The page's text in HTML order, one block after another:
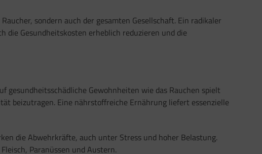
sondern auch der gesamten Gesellschaft. Ein radikaler
die Gesundheitskosten erheblich reduzieren und die
gesundheitsschädliche Gewohnheiten wie das Rauchen spielt
beizutragen. Eine nährstoffreiche Ernährung liefert essenzielle
die Abwehrkräfte, auch unter Stress und hoher Belastung.
Paranüssen und Austern.